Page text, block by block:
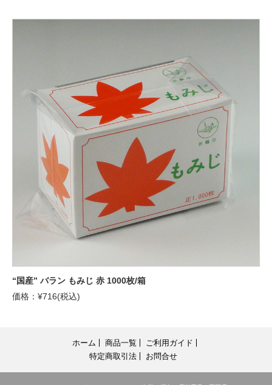
“国産” バラン もみじ 赤 1000枚/箱
価格：¥716(税込)
ホーム 商品一覧
ご利用ガイド
特定商取引法
お問合せ